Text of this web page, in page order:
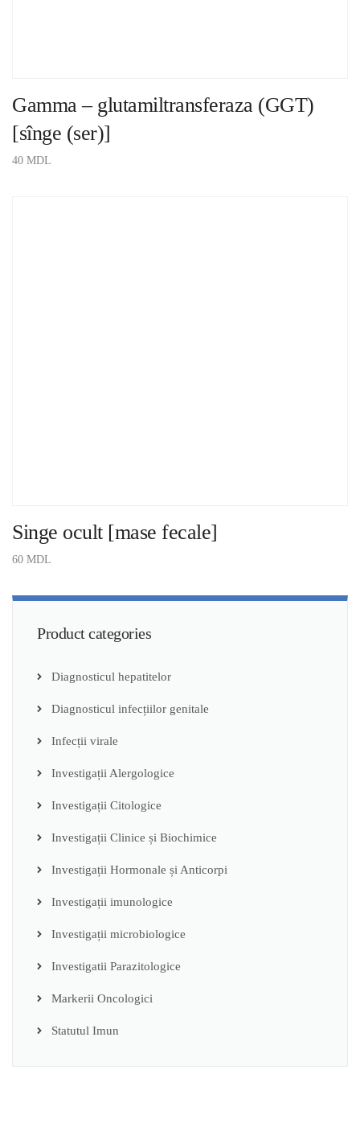
Gamma – glutamiltransferaza (GGT)
[sînge (ser)]
40 MDL
Singe ocult [mase fecale]
60 MDL
Product categories
Diagnosticul hepatitelor
Diagnosticul infecțiilor genitale
Infecții virale
Investigații Alergologice
Investigații Citologice
Investigații Clinice și Biochimice
Investigații Hormonale și Anticorpi
Investigații imunologice
Investigații microbiologice
Investigatii Parazitologice
Markerii Oncologici
Statutul Imun